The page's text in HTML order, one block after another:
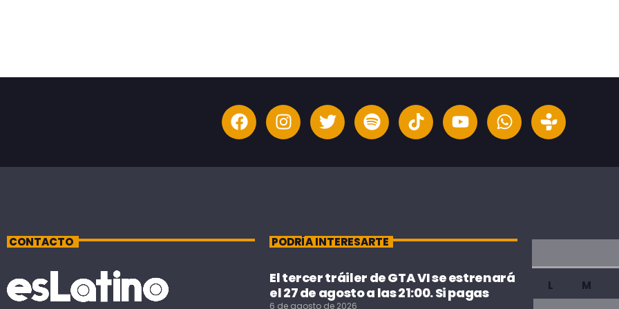
CONTACTO PODRÍA INTERESARTE
El tercer tráiler de GTA VI se estrenará
el 27 de agosto a las 21:00. Si pagas
6 de agosto de 2026
L M